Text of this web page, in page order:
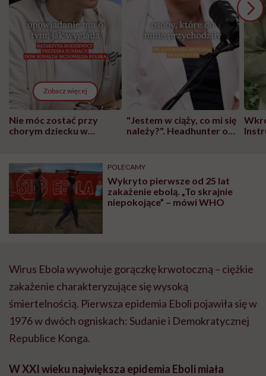
Zobacz więcej
Nie móc zostać przy
chorym dziecku w
może chyba tylko
głupota i brak
wyobraźni"
"Jestem w ciąży, co mi się
należy?". Headhunter o
pracy
POLECAMY
Wykryto pierwsze od 25 lat
zakażenie ebolą. „To skrajnie
niepokojące” – mówi WHO
Wirus Ebola wywołuje gorączkę krwotoczną – ciężkie
zakażenie charakteryzujące się wysoką
śmiertelnością. Pierwsza epidemia Eboli pojawiła się w
1976 w dwóch ogniskach: Sudanie i Demokratycznej
Republice Konga.
W XXI wieku największa epidemia Eboli miała